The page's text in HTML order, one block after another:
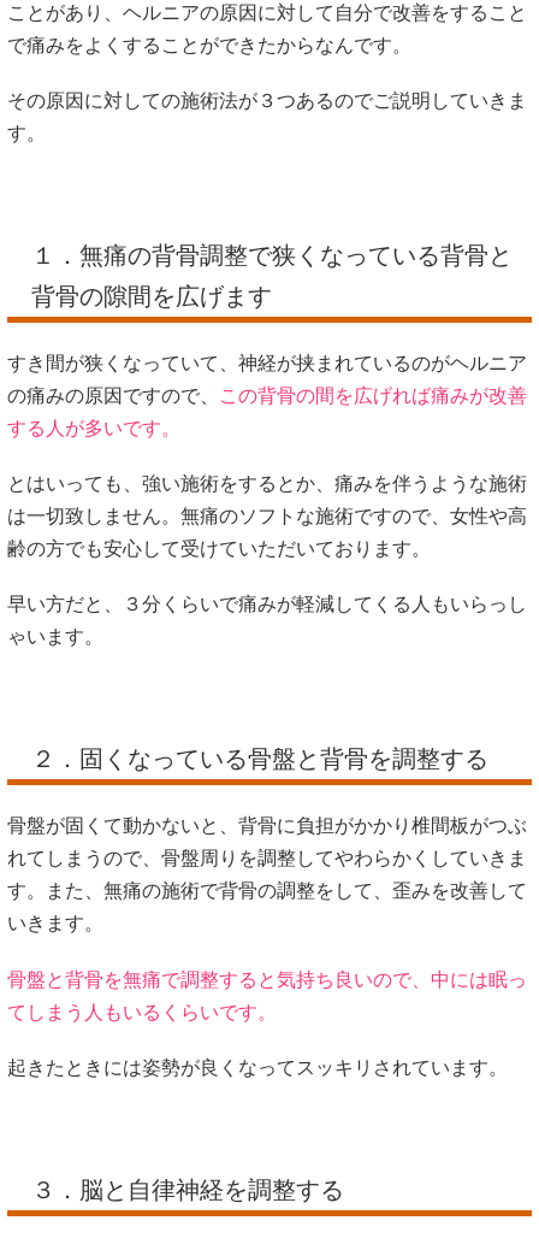
ことがあり、ヘルニアの原因に対して自分で改善をすること
で痛みをよくすることができたからなんです。
その原因に対しての施術法が３つあるのでご説明していきま
す。
１．無痛の背骨調整で狭くなっている背骨と
背骨の隙間を広げます
すき間が狭くなっていて、神経が挟まれているのがヘルニア
の痛みの原因ですので、
この背骨の間を広げれば痛みが改善
する人が多いです。
とはいっても、強い施術をするとか、痛みを伴うような施術
は一切致しません。無痛のソフトな施術ですので、女性や高
齢の方でも安心して受けていただいております。
早い方だと、３分くらいで痛みが軽減してくる人もいらっし
ゃいます。
２．固くなっている骨盤と背骨を調整する
骨盤が固くて動かないと、背骨に負担がかかり椎間板がつぶ
れてしまうので、骨盤周りを調整してやわらかくしていきま
す。また、無痛の施術で背骨の調整をして、歪みを改善して
いきます。
骨盤と背骨を無痛で調整すると気持ち良いので、中には眠っ
てしまう人もいるくらいです。
起きたときには姿勢が良くなってスッキリされています。
３．脳と自律神経を調整する